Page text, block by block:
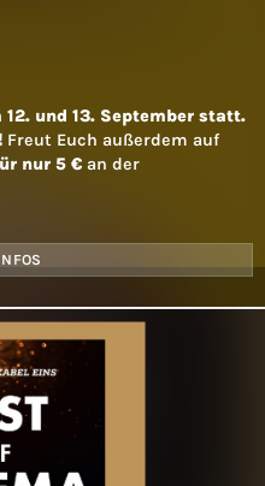
12. und 13. September statt.
Freut Euch außerdem auf
nur 5 € an der
INFOS